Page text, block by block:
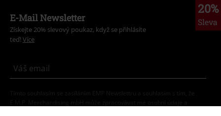
20%
Sleva
E-Mail Newsletter
Získejte 20% slevový poukaz, když se přihlásíte
teď! Více
Tímto souhlasím se zasíláním EMP Newslettru a souhlasím s tím, že